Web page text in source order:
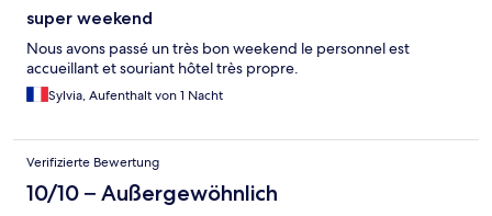
super weekend
Nous avons passé un très bon weekend le personnel est
accueillant et souriant hôtel très propre.
Sylvia, Aufenthalt von 1 Nacht
Verifizierte Bewertung
10/10 – Außergewöhnlich